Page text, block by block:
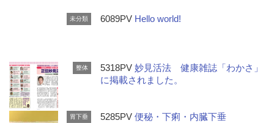
未分類 6089PV Hello world!
整体 5318PV妙見活法 健康雑誌「わかさ」
に掲載されました。
胃下垂 5285PV便秘・下痢・内臓下垂